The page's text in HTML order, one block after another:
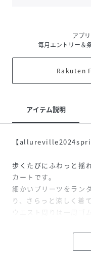
アプ
毎月エントリー＆
Rakuten
アイテム説明
【
歩くたびにふわっと揺
カートです。
細かいプリーツをラン
り、さらっと涼しく着
ウエスト周りは一周ゴ